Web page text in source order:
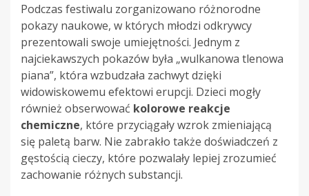
Podczas festiwalu zorganizowano różnorodne
pokazy naukowe, w których młodzi odkrywcy
prezentowali swoje umiejętności. Jednym z
najciekawszych pokazów była „wulkanowa tlenowa
piana”, która wzbudzała zachwyt dzięki
widowiskowemu efektowi erupcji. Dzieci mogły
również obserwować kolorowe reakcje
chemiczne, które przyciągały wzrok zmieniającą
się paletą barw. Nie zabrakło także doświadczeń z
gęstością cieczy, które pozwalały lepiej zrozumieć
zachowanie różnych substancji.